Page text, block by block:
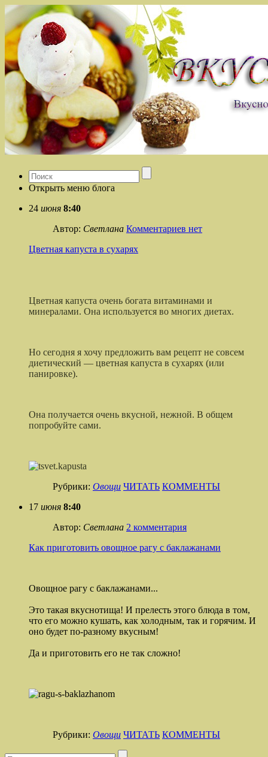
Открыть меню блога
24 июня 8:40
Автор: Светлана Комментариев нет
Цветная капуста в сухарях
Цветная капуста очень богата витаминами и
минералами. Она используется во многих диетах.
Но сегодня я хочу предложить вам рецепт не совсем
диетический — цветная капуста в сухарях (или
панировке).
Она получается очень вкусной, нежной. В общем
попробуйте сами.
Рубрики: Овощи ЧИТАТЬ КОММЕНТЫ
17 июня 8:40
Автор: Светлана 2 комментария
Как приготовить овощное рагу с баклажанами
Овощное рагу с баклажанами...
Это такая вкуснотища! И прелесть этого блюда в том,
что его можно кушать, как холодным, так и горячим. И
оно будет по-разному вкусным!
Да и приготовить его не так сложно!
Рубрики: Овощи ЧИТАТЬ КОММЕНТЫ